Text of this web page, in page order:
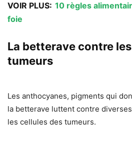
VOIR PLUS: 10 règles
foie
La betterave contre
tumeurs
Les anthocyanes, pigments qui
la betterave luttent contre
les cellules des tumeurs.